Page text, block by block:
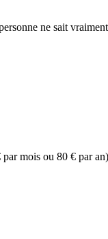
ne sait
par mois ou 80 € par